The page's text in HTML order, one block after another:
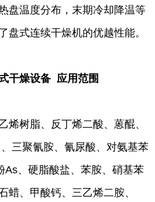
盘温度分布，末期冷却降温等
盘式连续干燥机的优越性能。
干燥设备 应用范围
烯树脂、反丁烯二酸、蒽醌、
三聚氰胺、氰尿酸、对氨基苯
As、硬脂酸盐、苯胺、硝基苯
蜡、甲酸钙、三乙烯二胺、